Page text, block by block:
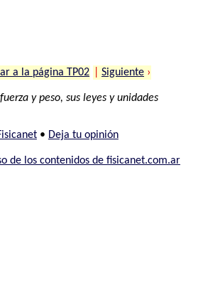
a la página TP02 Siguiente ›
y peso, sus leyes y unidades
• Deja tu opinión
de los contenidos de fisicanet.com.ar